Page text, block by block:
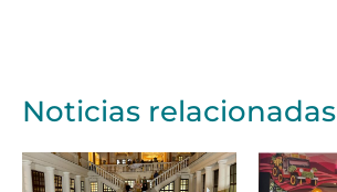
Noticias relacionadas